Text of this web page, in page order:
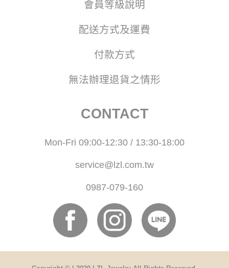
會員等級說明
配送方式及運費
付款方式
無法辦理退貨之情形
CONTACT
Mon-Fri 09:00-12:30 / 13:30-18:00
service@lzl.com.tw
0987-079-160